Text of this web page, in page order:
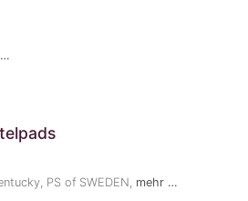
, PS of SWEDEN, mehr …